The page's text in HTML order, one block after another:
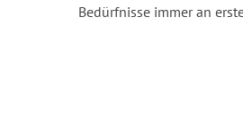
Bedürfnisse immer an